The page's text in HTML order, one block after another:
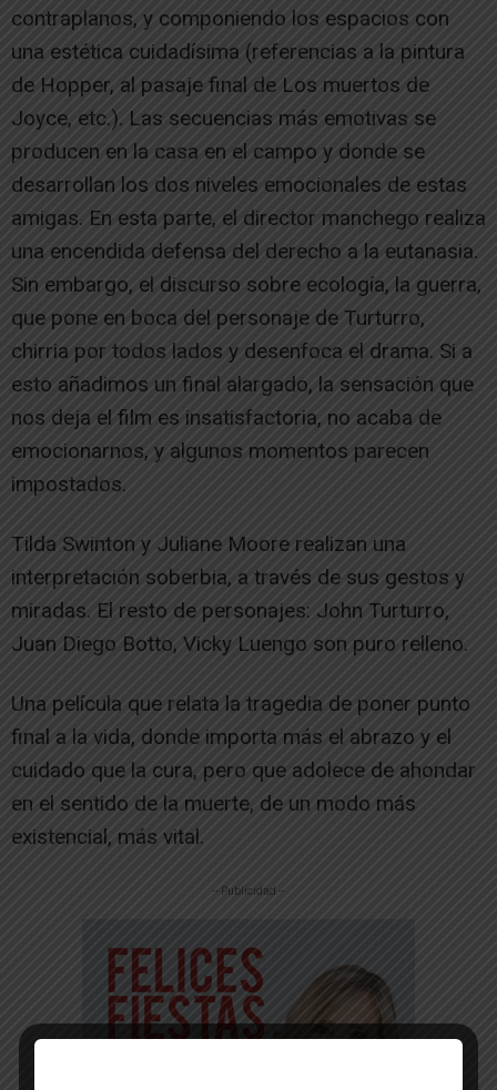
contraplanos, y componiendo los espacios con
una estética cuidadísima (referencias a la pintura
de Hopper, al pasaje final de Los muertos de
Joyce, etc.). Las secuencias más emotivas se
producen en la casa en el campo y donde se
desarrollan los dos niveles emocionales de estas
amigas. En esta parte, el director manchego realiza
una encendida defensa del derecho a la eutanasia.
Sin embargo, el discurso sobre ecología, la guerra,
que pone en boca del personaje de Turturro,
chirria por todos lados y desenfoca el drama. Si a
esto añadimos un final alargado, la sensación que
nos deja el film es insatisfactoria, no acaba de
emocionarnos, y algunos momentos parecen
impostados.
Tilda Swinton y Juliane Moore realizan una
interpretación soberbia, a través de sus gestos y
miradas. El resto de personajes: John Turturro,
Juan Diego Botto, Vicky Luengo son puro relleno.
Una película que relata la tragedia de poner punto
final a la vida, donde importa más el abrazo y el
cuidado que la cura, pero que adolece de ahondar
en el sentido de la muerte, de un modo más
existencial, más vital.
-- Publicidad --